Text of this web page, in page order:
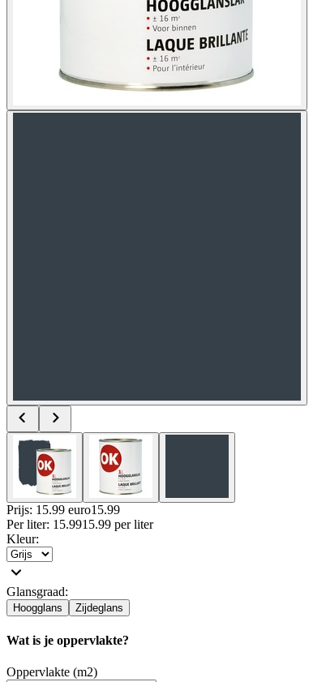
Prijs: 15.99 euro15.99
Per liter: 15.9915.99 per liter
Kleur:
Glansgraad:
Hoogglans Zijdeglans
Wat is je oppervlakte?
Oppervlakte (m2)